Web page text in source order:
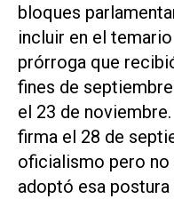
bloques
incluir en el
prórroga que
fines de
el 23 de
firma el 28 de
oficialismo pero
adoptó esa